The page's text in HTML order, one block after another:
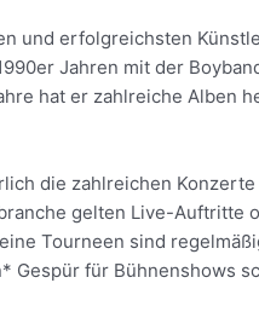
und erfolgreichsten
Jahren mit der
hat er zahlreiche Alben
die zahlreichen
gelten Live-Auftritte
Tourneen sind
für Bühnenshows